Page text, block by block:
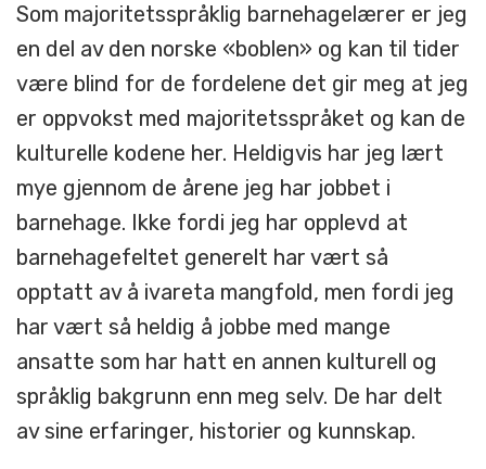
Som majoritetsspråklig barnehagelærer er jeg
en del av den norske «boblen» og kan til tider
være blind for de fordelene det gir meg at jeg
er oppvokst med majoritetsspråket og kan de
kulturelle kodene her. Heldigvis har jeg lært
mye gjennom de årene jeg har jobbet i
barnehage. Ikke fordi jeg har opplevd at
barnehagefeltet generelt har vært så
opptatt av å ivareta mangfold, men fordi jeg
har vært så heldig å jobbe med mange
ansatte som har hatt en annen kulturell og
språklig bakgrunn enn meg selv. De har delt
av sine erfaringer, historier og kunnskap.